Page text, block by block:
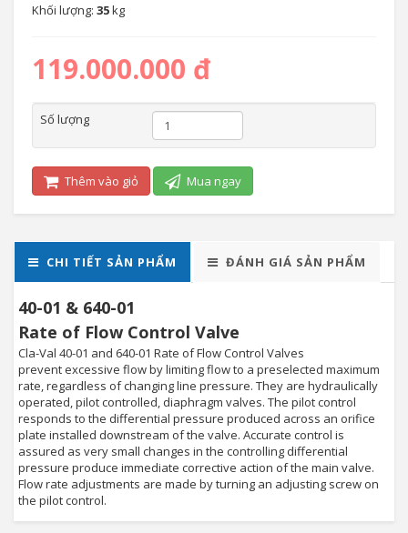
Khối lượng: 35kg
119.000.000 đ
Số lượng
Thêm vào giỏ Mua ngay
CHI TIẾT SẢN PHẨM ĐÁNH GIÁ SẢN PHẨM
40-01 & 640-01
Rate of Flow Control Valve
Cla-Val 40-01 and 640-01 Rate of Flow Control Valves
prevent excessive flow by limiting flow to a preselected maximum
rate, regardless of changing line pressure. They are hydraulically
operated, pilot controlled, diaphragm valves. The pilot control
responds to the differential pressure produced across an orifice
plate installed downstream of the valve. Accurate control is
assured as very small changes in the controlling differential
pressure produce immediate corrective action of the main valve.
Flow rate adjustments are made by turning an adjusting screw on
the pilot control.